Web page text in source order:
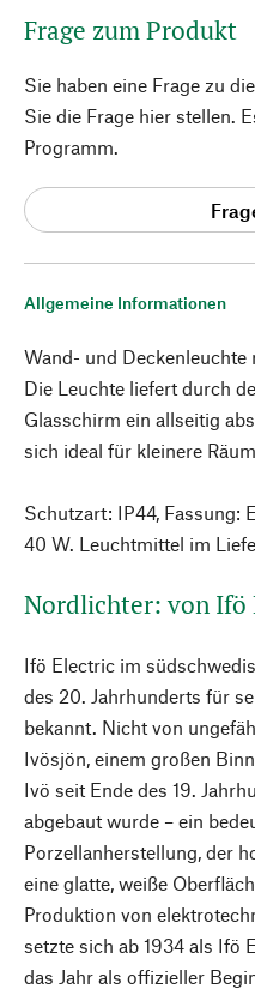
Allgemeine Informationen
Wand- und
Die Leuchte liefert durch
Glasschirm ein allseitig
sich ideal für kleinere
Schutzart: IP44, Fassung:
40 W. Leuchtmittel im
Nordlichter: von Ifö
Ifö Electric im
des 20. Jahrhunderts für
bekannt. Nicht von
Ivösjön, einem großen
Ivö seit Ende des 19.
abgebaut wurde – ein
Porzellanherstellung, der
eine glatte, weiße
Produktion von
setzte sich ab 1934 als Ifö
das Jahr als offizieller
Frage zum Produkt
Sie haben eine Frage zu
Sie die Frage hier stellen.
Programm.